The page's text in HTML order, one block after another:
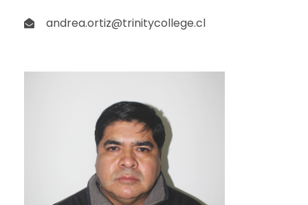
andrea.ortiz@trinitycollege.cl